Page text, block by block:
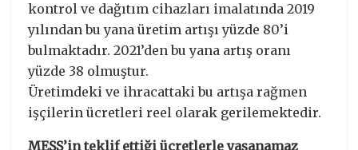
kontrol ve dağıtım cihazları imalatında 2019
yılından bu yana üretim artışı yüzde 80’i
bulmaktadır. 2021’den bu yana artış oranı
yüzde 38 olmuştur.
Üretimdeki ve ihracattaki bu artışa rağmen
işçilerin ücretleri reel olarak gerilemektedir.
MESS’in teklif ettiği ücretlerle yaşanamaz